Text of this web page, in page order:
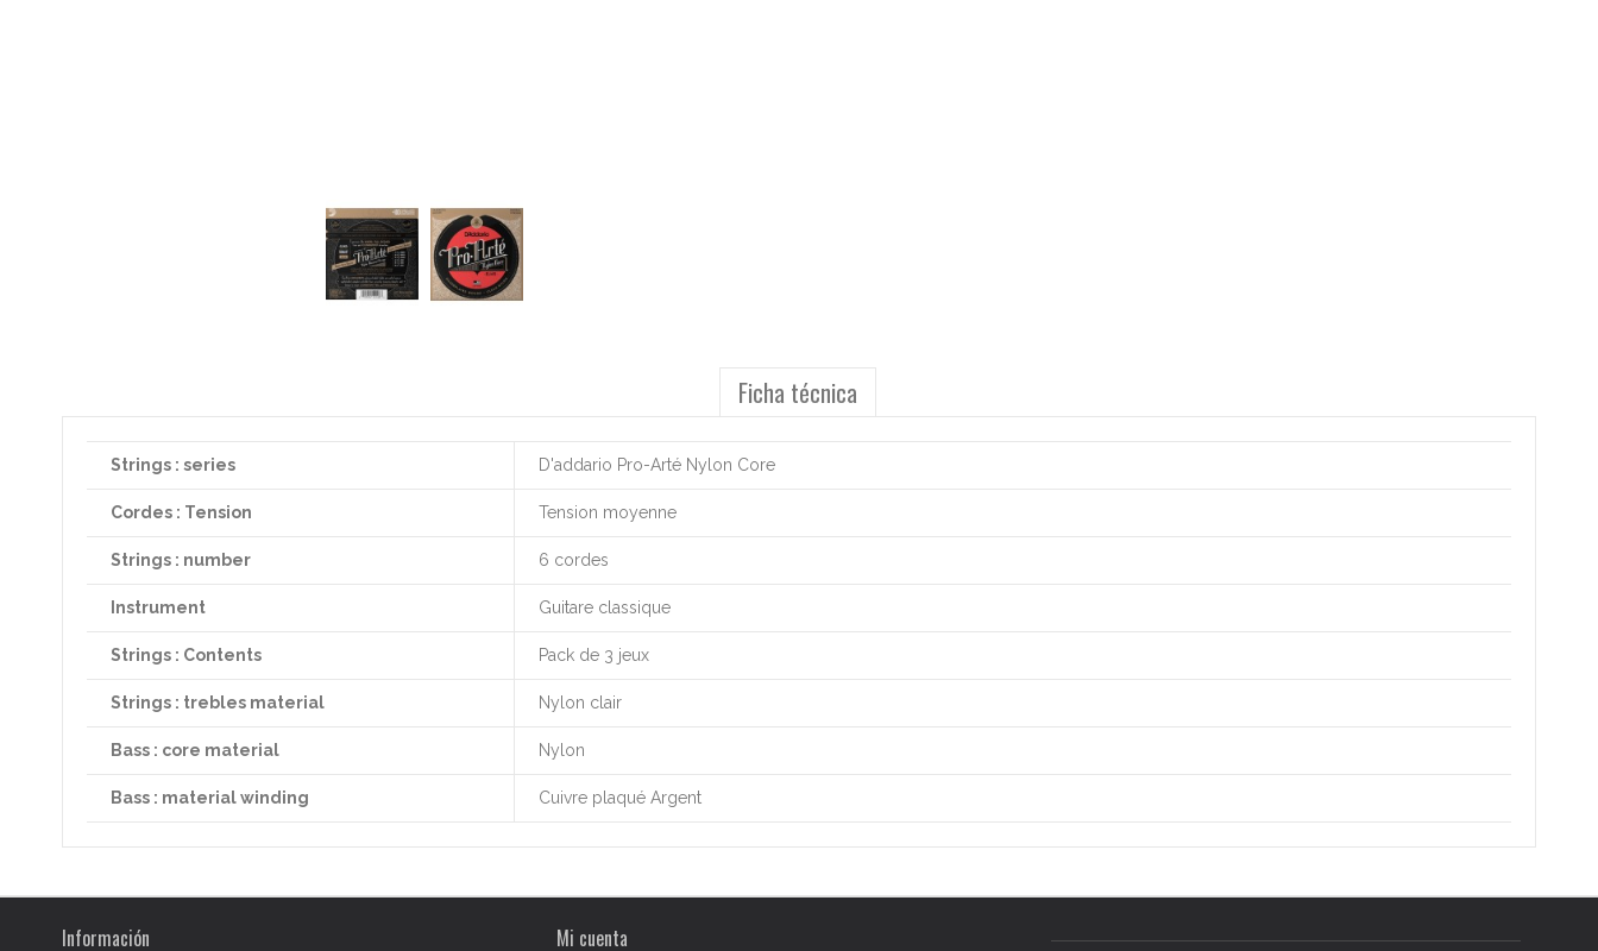
Ficha técnica
Strings : series D'addario Pro-Arté Nylon Core
Cordes : Tension Tension moyenne
Strings : number 6 cordes
Instrument Guitare classique
Strings : Contents Pack de 3 jeux
Strings : trebles material Nylon clair
Bass : core material Nylon
Bass : material winding Cuivre plaqué Argent
Información Mi cuenta